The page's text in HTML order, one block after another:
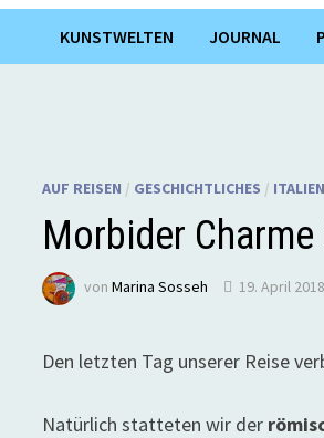
KUNSTWELTEN JOURNAL
AUF REISEN / GESCHICHTLICHES / ITALIEN
Morbider
vonMarina Sosseh 19. April 2018
Den letzten Tag unserer Reise
Natürlich statteten wir der